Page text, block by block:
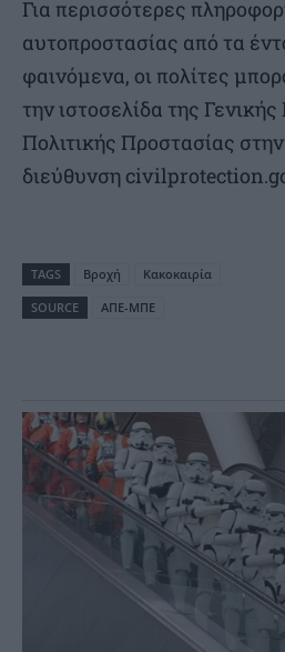
Για περισσότερες
αυτοπροστασίας από τα
φαινόμενα, οι πολίτες
την ιστοσελίδα της
Πολιτικής Προστασίας
διεύθυνση
TAGS Βροχή
Κακοκαιρία
SOURCE
ΑΠΕ-ΜΠΕ